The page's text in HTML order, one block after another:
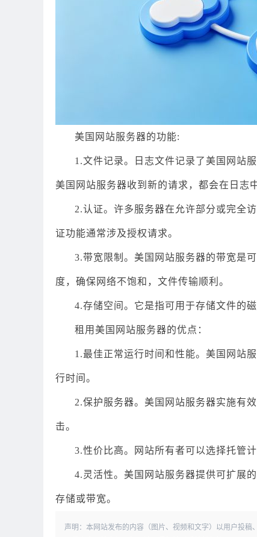
美国网站服务器的功能:
1.文件记录。日志文件记录了美国网站
美国网站服务器收到新的请求，都会在日志
2.认证。许多服务器在允许部分或完全
证功能通常涉及授权请求。
3.带宽限制。美国网站服务器的带宽是
度，确保网络不饱和，文件传输顺利。
4.存储空间。它是指可用于存储文件的
租用美国网站服务器的优点：
1.最佳正常运行时间和性能。美国网站
行时间。
2.保护服务器。美国网站服务器实施有
击。
3.性价比高。网站所有者可以选择托管
4.灵活性。美国网站服务器提供可扩展
存储或带宽。
声明：本网站发布的内容（图片、视频和文字）以用户投